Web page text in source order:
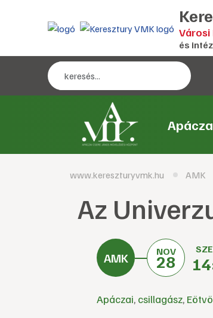
Városi
és
www.kereszturyvmk.hu AMK
Az
NOV
28
Apáczai, csillagász,